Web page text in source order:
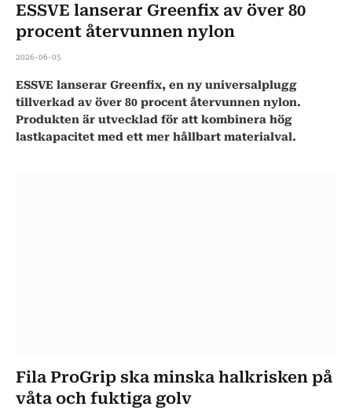
ESSVE lanserar Greenfix av över 80
procent återvunnen nylon
2026-06-05
ESSVE lanserar Greenfix, en ny universalplugg
tillverkad av över 80 procent återvunnen nylon.
Produkten är utvecklad för att kombinera hög
lastkapacitet med ett mer hållbart materialval.
Fila ProGrip ska minska halkrisken på
våta och fuktiga golv